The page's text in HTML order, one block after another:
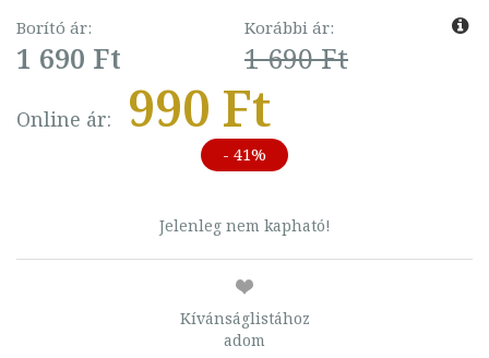
Borító ár:
1 690 Ft
Korábbi ár:
1 690 Ft
Online ár: 990 Ft
- 41%
Jelenleg nem kapható!
Kívánságlistához
adom